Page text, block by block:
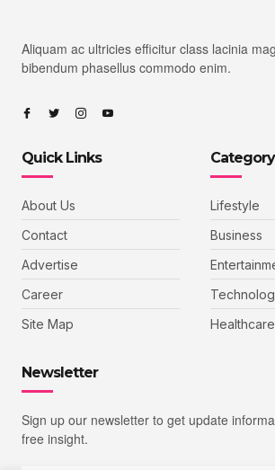
Aliquam ac ultricies efficitur class lacinia
bibendum phasellus commodo enim.
Quick Links
About Us
Contact
Advertise
Career
Site Map
Category
Lifestyle
Business
Healthcare
Newsletter
Sign up our newsletter to get update
free insight.